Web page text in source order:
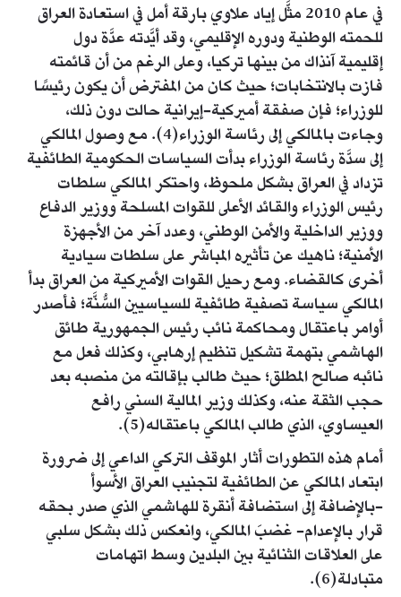
في عام 2010 مثَّل إياد علاوي بارقة أمل في استعادة العراق
للحمته الوطنية ودوره الإقليمي، وقد أيَّدته عدَّة دول
إقليمية آنذاك من بينها تركيا، وعلى الرغم من أن قائمته
فازت بالانتخابات؛ حيث كان من المفترض أن يكون رئيسًا
للوزراء؛ فإن صفقة أميركية-إيرانية حالت دون ذلك،
وجاءت بالمالكي إلى رئاسة الوزراء(4). مع وصول المالكي
إلى سدَّة رئاسة الوزراء بدأت السياسات الحكومية الطائفية
تزداد في العراق بشكل ملحوظ، واحتكر المالكي سلطات
رئيس الوزراء والقائد الأعلى للقوات المسلحة ووزير الدفاع
ووزير الداخلية والأمن الوطني، وعدد آخر من الأجهزة
الأمنية؛ ناهيك عن تأثيره المباشر على سلطات سيادية
أخرى كالقضاء. ومع رحيل القوات الأميركية من العراق بدأ
المالكي سياسة تصفية طائفية للسياسيين السُّنَّة؛ فأصدر
أوامر باعتقال ومحاكمة نائب رئيس الجمهورية طائق
الهاشمي بتهمة تشكيل تنظيم إرهابي، وكذلك فعل مع
نائبه صالح المطلق؛ حيث طالب بإقالته من منصبه بعد
حجب الثقة عنه، وكذلك وزير المالية السني رافع
العيساوي، الذي طالب المالكي باعتقاله(5).
أمام هذه التطورات أثار الموقف التركي الداعي إلى ضرورة
ابتعاد المالكي عن الطائفية لتجنيب العراق الأسوأ
-بالإضافة إلى استضافة أنقرة للهاشمي الذي صدر بحقه
قرار بالإعدام- غضبَ المالكي، وانعكس ذلك بشكل سلبي
على العلاقات الثنائية بين البلدين وسط اتهامات
متبادلة(6).